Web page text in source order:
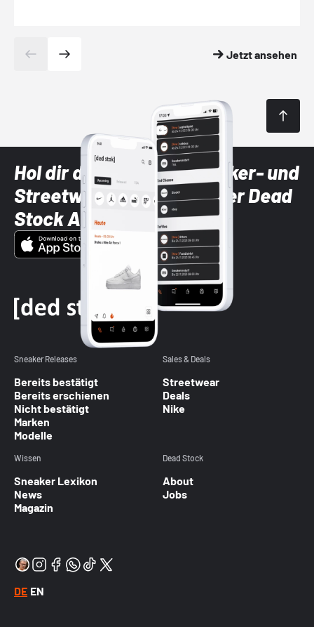
Jetzt ansehen
Hol dir die neuesten Sneaker- und
Streetwear-Brands mit der Dead
Stock App
Sneaker Releases
Bereits bestätigt
Bereits erschienen
Nicht bestätigt
Marken
Modelle
Sales & Deals
Streetwear
Deals
Nike
Wissen
Sneaker Lexikon
News
Magazin
Dead Stock
About
Jobs
DE EN